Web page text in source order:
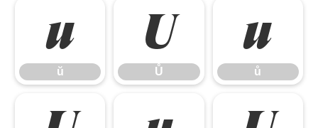
ŭ
ŭ
Ů
Ů
ů
ů